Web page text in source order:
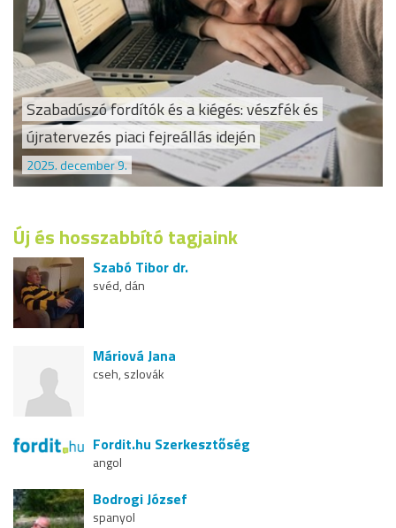
Szabadúszó fordítók és a kiégés: vészfék és
újratervezés piaci fejreállás idején
2025. december 9.
Új és hosszabbító tagjaink
Szabó Tibor dr.
svéd, dán
Máriová Jana
cseh, szlovák
Fordit.hu Szerkesztőség
angol
Bodrogi József
spanyol